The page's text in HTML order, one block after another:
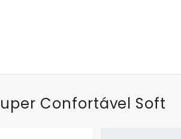
Confortável Soft